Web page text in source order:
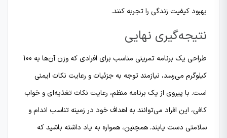
بهبود کیفیت زندگی را تجربه کنند.
نتیجه‌گیری نهایی
طراحی یک برنامه تمرینی مناسب برای افرادی که وزن آن‌ها به 100
کیلوگرم می‌رسد، نیازمند توجه به جزئیات و رعایت نکات ایمنی
است. با پیروی از یک برنامه منظم، رعایت نکات تغذیه‌ای و خواب
کافی، این افراد می‌توانند به اهداف خود در زمینه تناسب اندام و
سلامتی دست یابند. همچنین، همواره به یاد داشته باشید که